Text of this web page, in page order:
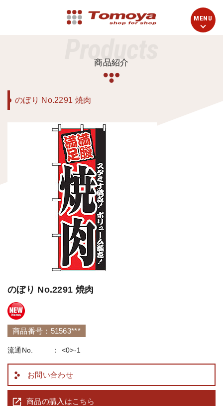
Products
商品紹介
のぼり No.2291 焼肉
のぼり No.2291 焼肉
商品番号：51563***
流通No. <0>-1
お問い合わせ
商品の購入はこちら